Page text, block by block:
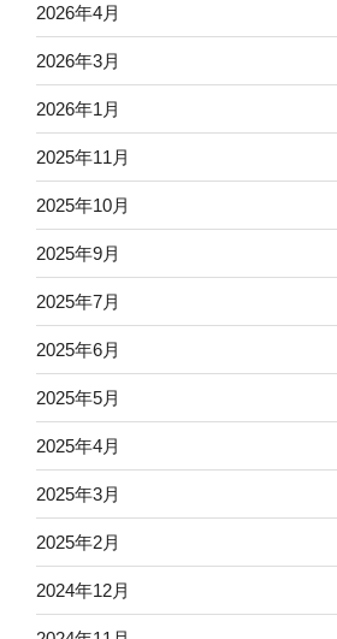
2026年4月
2026年3月
2026年1月
2025年11月
2025年10月
2025年9月
2025年7月
2025年6月
2025年5月
2025年4月
2025年3月
2025年2月
2024年12月